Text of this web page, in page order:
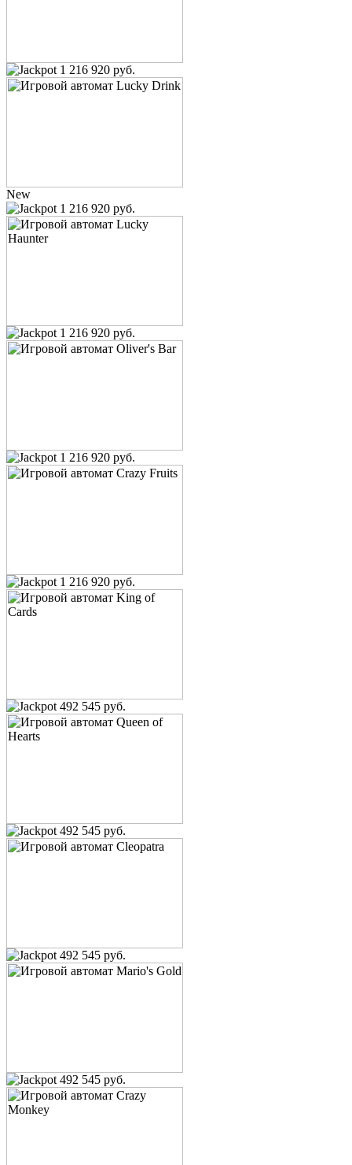
1 216 920 руб.
New
1 216 920 руб.
1 216 920 руб.
1 216 920 руб.
1 216 920 руб.
492 545 руб.
492 545 руб.
492 545 руб.
492 545 руб.